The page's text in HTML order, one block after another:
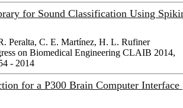
for Sound Classification Using
Peralta, C. E. Martínez, H. L. Rufiner
on Biomedical Engineering CLAIB 2014,
- 2014
for a P300 Brain Computer Interface